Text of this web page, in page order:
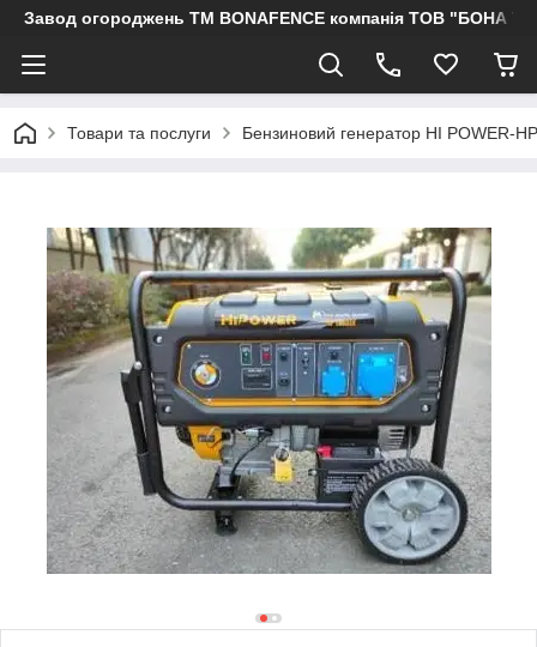
Завод огороджень ТМ BONAFENCE компанія ТОВ "БОНА
Товари та послуги Бензиновий генератор HI POWER-